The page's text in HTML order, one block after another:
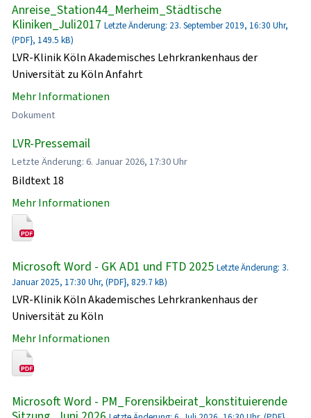
Anreise_Station44_Merheim_Städtische
Kliniken_Juli2017 Letzte Änderung: 23. September 2019, 16:30 Uhr,
(PDF}, 149.5 kB)
LVR-Klinik Köln Akademisches Lehrkrankenhaus der
Universität zu Köln Anfahrt
Mehr Informationen
Dokument
LVR-Pressemail
Letzte Änderung: 6. Januar 2026, 17:30 Uhr
Bildtext 18
Mehr Informationen
Microsoft Word - GK AD1 und FTD 2025 Letzte Änderung: 3.
Januar 2025, 17:30 Uhr, (PDF}, 829.7 kB)
LVR-Klinik Köln Akademisches Lehrkrankenhaus der
Universität zu Köln
Mehr Informationen
Microsoft Word - PM_Forensikbeirat_konstituierende